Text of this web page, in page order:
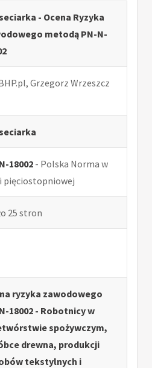
- Ocena Ryzyka
metodą PN-N-
Grzegorz Wrzeszcz
18002 - Polska Norma w
pięciostopniowej
25 stron
ryzyka zawodowego
18002 - Robotnicy w
spożywczym,
drewna, produkcji
tekstylnych i